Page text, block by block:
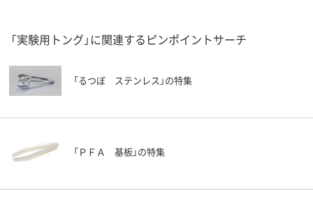
「実験用トング」に関連するピンポイントサーチ
「るつぼ ステンレス」の特集
「ＰＦＡ 基板」の特集